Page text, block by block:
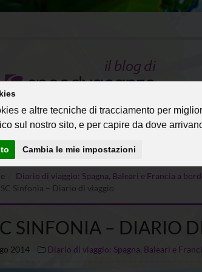
e altre tecniche di tracciamento per
sul nostro sito, e per capire da dove
Cambia le mie impostazioni
Diario di viaggio: Spagna, Baleari e Francia a
Sinfonia – Diario di viaggio
SINFONIA – DIARIO
2014 Diario di viaggio: Spagna, Baleari e